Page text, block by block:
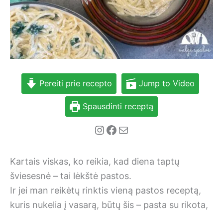
Pereiti prie recepto Jump to Video
Spausdinti receptą
Instagram
Facebook
Mail
Kartais viskas, ko reikia, kad diena taptų
šviesesnė – tai lėkštė pastos.
Ir jei man reikėtų rinktis vieną pastos receptą,
kuris nukelia į vasarą, būtų šis – pasta su rikota,